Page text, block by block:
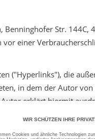
Benninghofer Str. 144C,
einer
("Hyperlinks"), die
in dem der Autor
erklärt hiermit
Gestaltung,
von allen